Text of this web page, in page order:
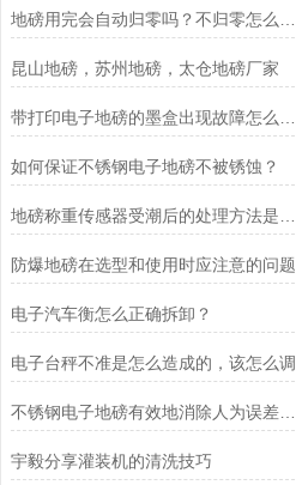
昆山地磅，苏州地磅，太仓地磅厂家
如何保证不锈钢电子地磅不被锈蚀？
防爆地磅在选型和使用时应注意的问题
电子汽车衡怎么正确拆卸？
电子台秤不准是怎么造成的，该怎么调
不锈钢电子地磅有效地消除人为误差和其他环境因素对测量结果的影响
宇毅分享灌装机的清洗技巧